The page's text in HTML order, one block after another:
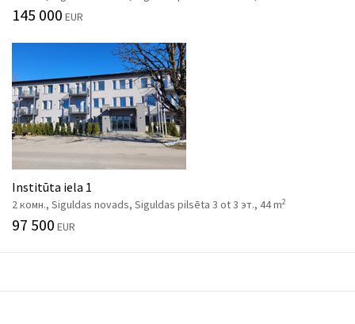
145 000 EUR
Institūta iela 1
2 комн., Siguldas novads, Siguldas pilsēta 3 ot 3 эт., 44 m2
97 500 EUR